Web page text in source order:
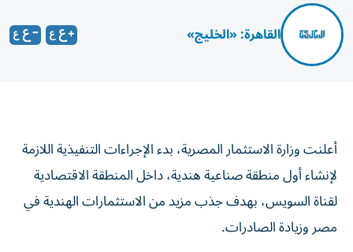
القاهرة: «الخليج»
أعلنت وزارة الاستثمار المصرية، بدء الإجراءات التنفيذية اللازمة
لإنشاء أول منطقة صناعية هندية، داخل المنطقة الاقتصادية
لقناة السويس، بهدف جذب مزيد من الاستثمارات الهندية في
مصر وزيادة الصادرات.